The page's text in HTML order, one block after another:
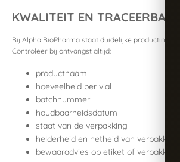
KWALITEIT EN
Bij Alpha BioPharma staat duidelijke
Controleer bij ontvangst altijd:
productnaam
hoeveelheid per vial
batchnummer
houdbaarheidsdatum
staat van de verpakking
helderheid en netheid van verpakking
bewaaradvies op etiket of verpakking